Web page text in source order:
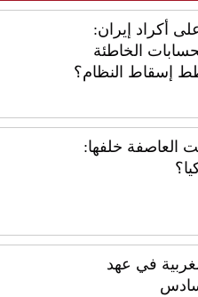
أكراد إيران:
الخاطئة
إسقاط النظام؟
العاصفة خلفها:
في عهد